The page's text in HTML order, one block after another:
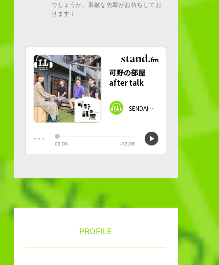
でしょうか。素敵な先輩がお待ちしてお
ります！
PROFILE